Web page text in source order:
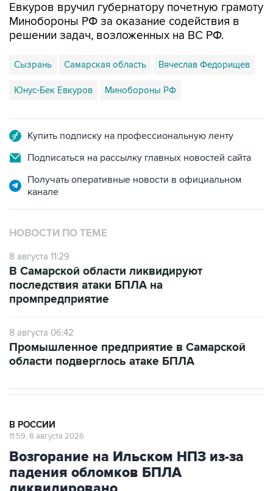
Евкуров вручил губернатору почетную грамоту
Минобороны РФ за оказание содействия в
решении задач, возложенных на ВС РФ.
Сызрань Самарская область Вячеслав Федорищев
Юнус-Бек Евкуров Минобороны РФ
Купить подписку на профессиональную ленту
Подписаться на рассылку главных новостей сайта
Получать оперативные новости в официальном
канале
НОВОСТИ ПО ТЕМЕ
8 августа 11:29
В Самарской области ликвидируют
последствия атаки БПЛА на
промпредприятие
8 августа 06:42
Промышленное предприятие в Самарской
области подверглось атаке БПЛА
В РОССИИ
11:59, 8 августа 2026
Возгорание на Ильском НПЗ из-за
падения обломков БПЛА